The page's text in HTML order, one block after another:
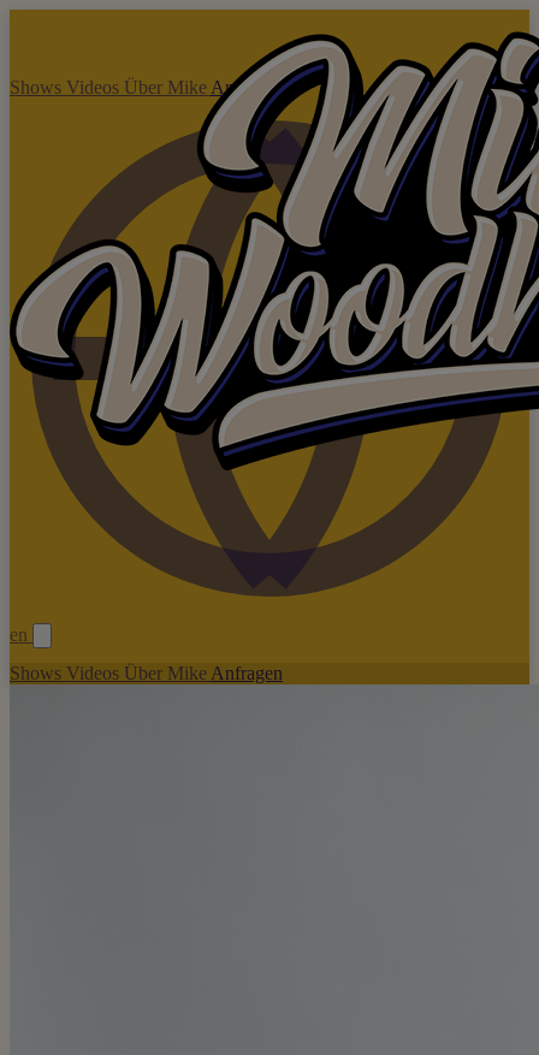
Shows Videos Über Mike Anfragen
en
Shows Videos Über Mike Anfragen